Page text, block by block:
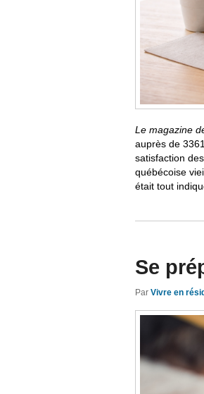
Le magazine
auprès de
satisfaction
québécoise
était tout
Se
Par Vivre en